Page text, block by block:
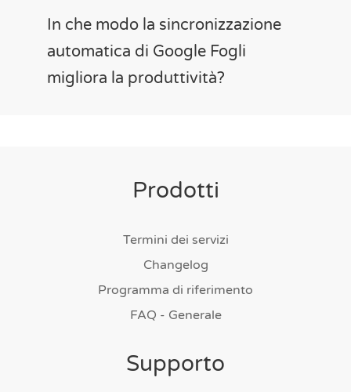
In che modo la sincronizzazione
automatica di Google Fogli
migliora la produttività?
Prodotti
Termini dei servizi
Changelog
Programma di riferimento
FAQ - Generale
Supporto